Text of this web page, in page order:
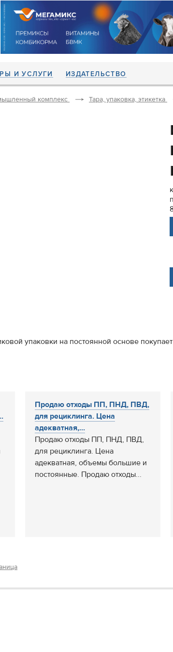
И УСЛУГИ ИЗДАТЕЛЬСТВО
комплекс Тара, упаковка, этикетка
упаковки на постоянной основе
Продаю отходы ПП, ПНД, ПВД,
для рециклинга. Цена
адекватная,...
Продаю отходы ПП, ПНД, ПВД,
для рециклинга. Цена
адекватная, объемы большие и
постоянные. Продаю отходы...